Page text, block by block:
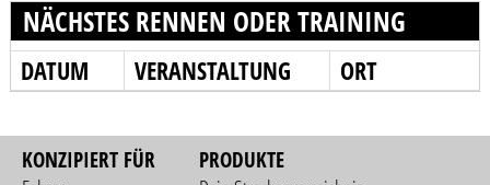
NÄCHSTES RENNEN ODER TRAINING
DATUM VERANSTALTUNG ORT
KONZIPIERT FÜR
PRODUKTE